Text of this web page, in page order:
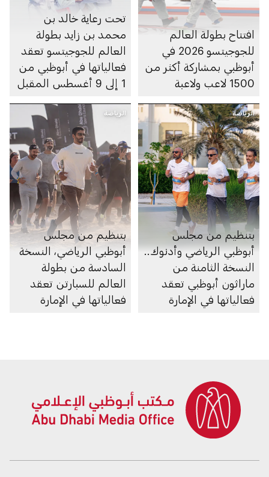
افتتاح بطولة العالم
للجوجيتسو 2026 في
أبوظبي بمشاركة أكثر من
1500 لاعب ولاعبة
تحت رعاية خالد بن
محمد بن زايد بطولة
العالم للجوجيتسو تعقد
فعالياتها في أبوظبي من
1 إلى 9 أغسطس المقبل
الرياضة
بتنظيم من مجلس
أبوظبي الرياضي وأدنوك..
النسخة الثامنة من
ماراثون أبوظبي تعقد
فعالياتها في الإمارة
الرياضة
بتنظيم من مجلس
أبوظبي الرياضي، النسخة
السادسة من بطولة
العالم للسبارتن تعقد
فعالياتها في الإمارة